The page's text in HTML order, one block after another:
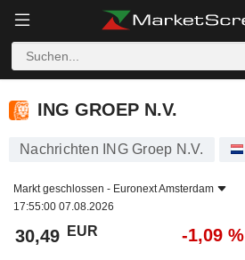
ING GROEP N.V.
ING GROEP N.V.
Nachrichten ING Groep N.V.
Markt geschlossen - Euronext Amsterdam
17:55:00 07.08.2026
30,49 EUR -1,09 %